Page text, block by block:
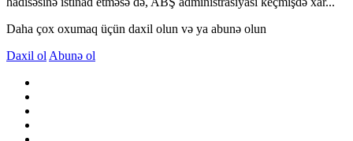
Daha çox oxumaq üçün daxil olun və ya abunə olun
Daxil ol Abunə ol